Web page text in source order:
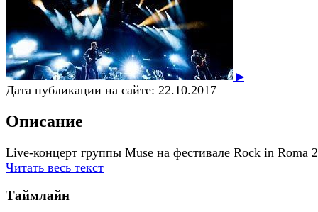
▶
Дата публикации на сайте: 22.10.2017
Описание
Live-концерт группы Muse на фестивале Rock in Roma
Читать весь текст
Таймлайн